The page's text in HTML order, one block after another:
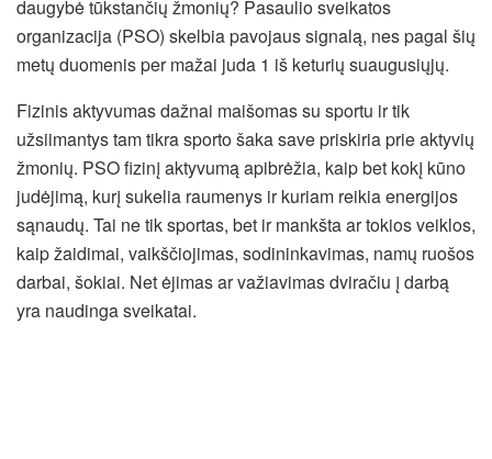
daugybė tūkstančių žmonių? Pasaulio sveikatos
organizacija (PSO) skelbia pavojaus signalą, nes pagal šių
metų duomenis per mažai juda 1 iš keturių suaugusiųjų.
Fizinis aktyvumas dažnai maišomas su sportu ir tik
užsiimantys tam tikra sporto šaka save priskiria prie aktyvių
žmonių. PSO fizinį aktyvumą apibrėžia, kaip bet kokį kūno
judėjimą, kurį sukelia raumenys ir kuriam reikia energijos
sąnaudų. Tai ne tik sportas, bet ir mankšta ar tokios veiklos,
kaip žaidimai, vaikščiojimas, sodininkavimas, namų ruošos
darbai, šokiai. Net ėjimas ar važiavimas dviračiu į darbą
yra naudinga sveikatai.